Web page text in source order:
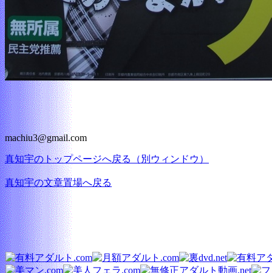
machiu3@gmail.com
真知宇のトップページへ戻る（別ウィンドウ）
真知宇の文章置場へ戻る